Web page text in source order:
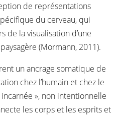
de représentations
du cerveau, qui
de la visualisation d’une
(Mormann, 2011).
un ancrage somatique de
chez l’humain et chez le
», non intentionnelle
les corps et les esprits et